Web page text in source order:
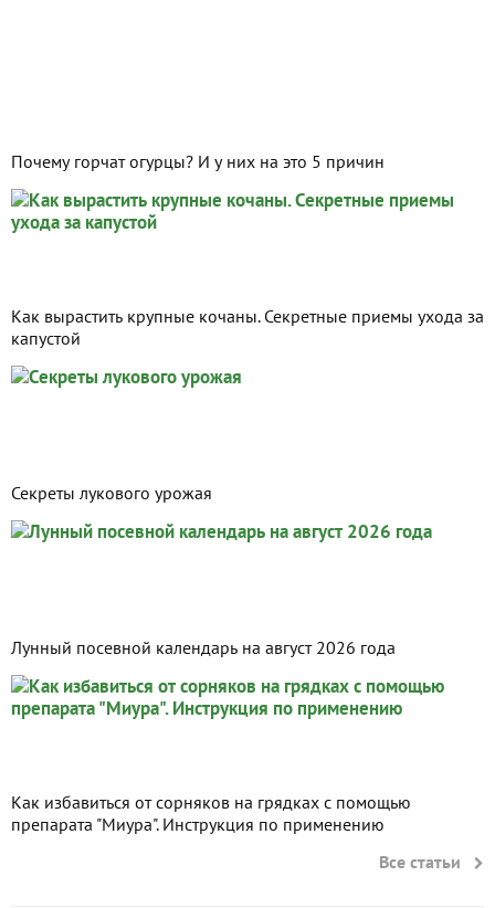
Почему горчат огурцы? И у них на это 5 причин
Как вырастить крупные кочаны. Секретные приемы ухода за
капустой
Секреты лукового урожая
Лунный посевной календарь на август 2026 года
Как избавиться от сорняков на грядках с помощью
препарата "Миура". Инструкция по применению
Все статьи